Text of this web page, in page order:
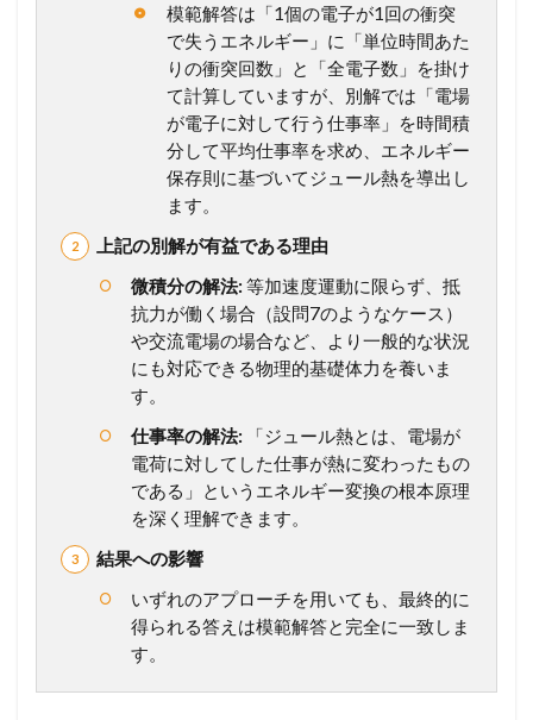
方
で
徹
底
ガ
イ
ド
【
総
ま
と
め
こ
一
問
を
模範解答は「1個の電子が1回の衝突
で失うエネルギー」に「単位時間あた
りの衝突回数」と「全電子数」を掛け
て計算していますが、別解では「電場
が電子に対して行う仕事率」を時間積
分して平均仕事率を求め、エネルギー
保存則に基づいてジュール熱を導出し
ます。
上記の別解が有益である理由
微積分の解法: 等加速度運動に限らず、抵
抗力が働く場合（設問7のようなケース）
や交流電場の場合など、より一般的な状況
にも対応できる物理的基礎体力を養いま
す。
仕事率の解法: 「ジュール熱とは、電場が
電荷に対してした仕事が熱に変わったもの
である」というエネルギー変換の根本原理
を深く理解できます。
結果への影響
いずれのアプローチを用いても、最終的に
得られる答えは模範解答と完全に一致しま
す。